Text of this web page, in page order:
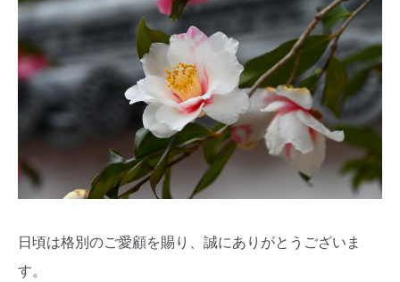
日頃は格別のご愛顧を賜り、誠にありがとうございま
す。